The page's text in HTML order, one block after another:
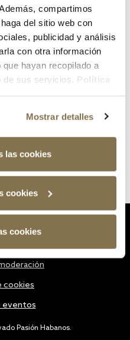
compartimos
del sitio web con
publicidad y análisis
con otra información
hayan recopilado a
de sus servicios. Política
Mostrar detalles
las cookies
cookies
cookies
Pasión Habanos.
cookies
eventos